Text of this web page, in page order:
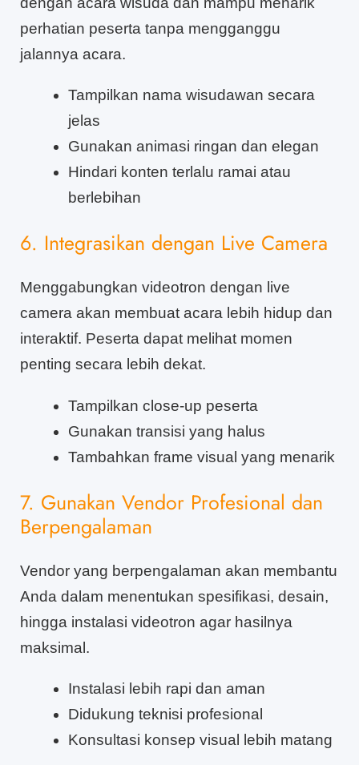
perhatian peserta tanpa mengganggu
jalannya acara.
Tampilkan nama wisudawan secara
jelas
Gunakan animasi ringan dan elegan
Hindari konten terlalu ramai atau
berlebihan
6. Integrasikan dengan Live Camera
Menggabungkan videotron dengan live
camera akan membuat acara lebih hidup dan
interaktif. Peserta dapat melihat momen
penting secara lebih dekat.
Tampilkan close-up peserta
Gunakan transisi yang halus
Tambahkan frame visual yang menarik
7. Gunakan Vendor Profesional dan
Berpengalaman
Vendor yang berpengalaman akan membantu
Anda dalam menentukan spesifikasi, desain,
hingga instalasi videotron agar hasilnya
maksimal.
Instalasi lebih rapi dan aman
Didukung teknisi profesional
Konsultasi konsep visual lebih matang